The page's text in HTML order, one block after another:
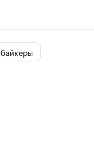
байкеры